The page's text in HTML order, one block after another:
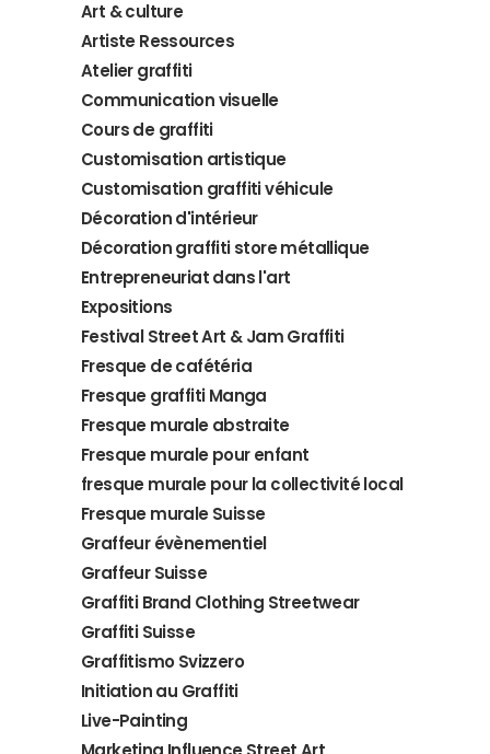
Art & culture
Artiste Ressources
Atelier graffiti
Communication visuelle
Cours de graffiti
Customisation artistique
Customisation graffiti véhicule
Décoration d'intérieur
Décoration graffiti store métallique
Entrepreneuriat dans l'art
Expositions
Festival Street Art & Jam Graffiti
Fresque de cafétéria
Fresque graffiti Manga
Fresque murale abstraite
Fresque murale pour enfant
fresque murale pour la collectivité local
Fresque murale Suisse
Graffeur évènementiel
Graffeur Suisse
Graffiti Brand Clothing Streetwear
Graffiti Suisse
Graffitismo Svizzero
Initiation au Graffiti
Live-Painting